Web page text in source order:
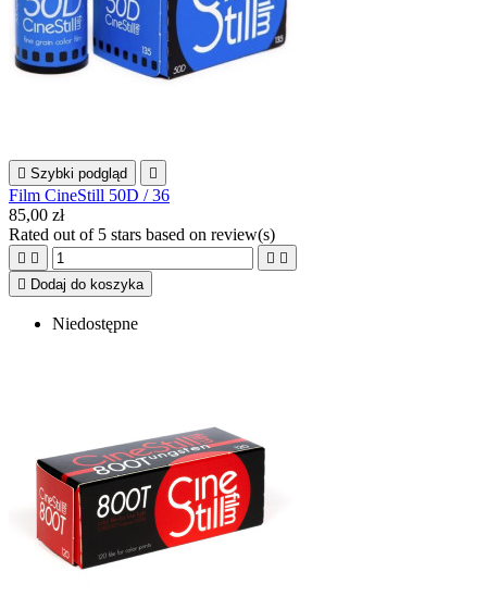
 Szybki podgląd 
Film CineStill 50D / 36
85,00 zł
Rated out of 5 stars based on review(s)
   
 Dodaj do koszyka
Niedostępne